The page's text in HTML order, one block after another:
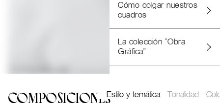
Cómo colgar nuestros
cuadros
La colección "Obra
Gráfica"
COMPOSICIONESEstilo y temática Tonalidad